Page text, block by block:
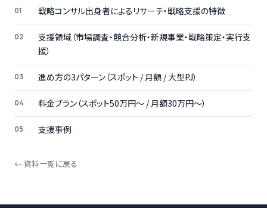
戦略コンサル出身者によるリサーチ・戦略支援の特徴
支援領域（市場調査・競合分析・新規事業・戦略策定・実行支
援）
進め方の3パターン（スポット / 月額 / 大型PJ）
料金プラン（スポット50万円〜 / 月額30万円〜）
支援事例
← 資料一覧に戻る